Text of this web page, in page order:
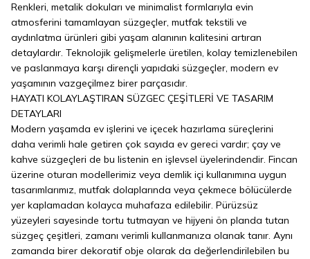
Renkleri, metalik dokuları ve minimalist formlarıyla evin
atmosferini tamamlayan süzgeçler, mutfak tekstili ve
aydınlatma ürünleri gibi yaşam alanının kalitesini artıran
detaylardır. Teknolojik gelişmelerle üretilen, kolay temizlenebilen
ve paslanmaya karşı dirençli yapıdaki süzgeçler, modern ev
yaşamının vazgeçilmez birer parçasıdır.
HAYATI KOLAYLAŞTIRAN SÜZGEC ÇEŞİTLERİ VE TASARIM
DETAYLARI
Modern yaşamda ev işlerini ve içecek hazırlama süreçlerini
daha verimli hale getiren çok sayıda ev gereci vardır; çay ve
kahve süzgeçleri de bu listenin en işlevsel üyelerindendir. Fincan
üzerine oturan modellerimiz veya demlik içi kullanımına uygun
tasarımlarımız, mutfak dolaplarında veya çekmece bölücülerde
yer kaplamadan kolayca muhafaza edilebilir. Pürüzsüz
yüzeyleri sayesinde tortu tutmayan ve hijyeni ön planda tutan
süzgeç çeşitleri, zamanı verimli kullanmanıza olanak tanır. Aynı
zamanda birer dekoratif obje olarak da değerlendirilebilen bu